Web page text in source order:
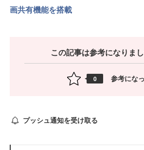
画共有機能を搭載
この記事は参考になりま
0 参考にな
プッシュ通知を受け取る